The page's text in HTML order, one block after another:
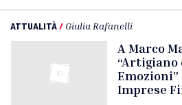
ATTUALITÀ/ Giulia Rafanelli
A Marco
“Artigiano
Imprese